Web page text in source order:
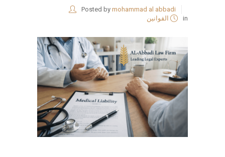
Posted by mohammad al abbadi
in
القوانين